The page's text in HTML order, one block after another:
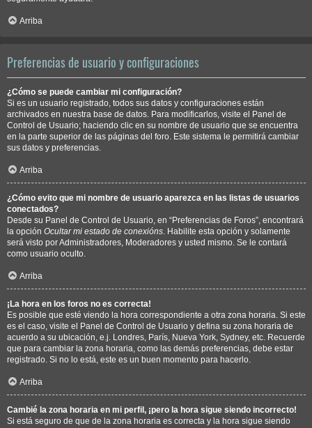
Arriba
Preferencias de usuario y configuraciones
¿Cómo se puede cambiar mi configuración?
Si es un usuario registrado, todos sus datos y configuraciones están
archivados en nuestra base de datos. Para modificarlos, visite el Panel de
Control de Usuario; haciendo clic en su nombre de usuario que se encuentra
en la parte superior de las páginas del foro. Este sistema le permitirá cambiar
sus datos y preferencias.
Arriba
¿Cómo evito que mi nombre de usuario aparezca en las listas de usuarios
conectados?
Desde su Panel de Control de Usuario, en “Preferencias de Foros”, encontrará
la opción Ocultar mi estado de conexións . Habilite esta opción y solamente
será visto por Administradores, Moderadores y usted mismo. Se le contará
como usuario oculto.
Arriba
¡La hora en los foros no es correcta!
Es posible que esté viendo la hora correspondiente a otra zona horaria. Si este
es el caso, visite el Panel de Control de Usuario y defina su zona horaria de
acuerdo a su ubicación, e.j. Londres, París, Nueva York, Sydney, etc. Recuerde
que para cambiar la zona horaria, como las demás preferencias, debe estar
registrado. Si no lo está, este es un buen momento para hacerlo.
Arriba
Cambié la zona horaria en mi perfil, ¡pero la hora sigue siendo incorrecto!
Si está seguro de que de la zona horaria es correcta y la hora sigue siendo